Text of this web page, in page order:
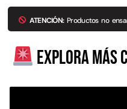
ATENCIÓN:Productos no
Explora más
Empaquetadura 3/16"
4.8mm neopreno con 1 tela
3.5MP
Agregar al carrito